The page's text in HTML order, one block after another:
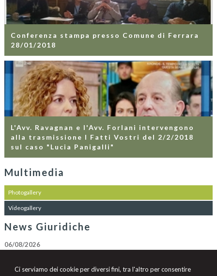
Ci serviamo dei cookie per diversi fini, tra l'altro per consentire
Conferenza stampa presso Comune di Ferrara
28/01/2018
L'Avv. Ravagnan e l'Avv. Forlani intervengono
alla trasmissione I Fatti Vostri del 2/2/2018
sul caso "Lucia Panigalli"
Multimedia
Photogallery
Videogallery
News Giuridiche
06/08/2026